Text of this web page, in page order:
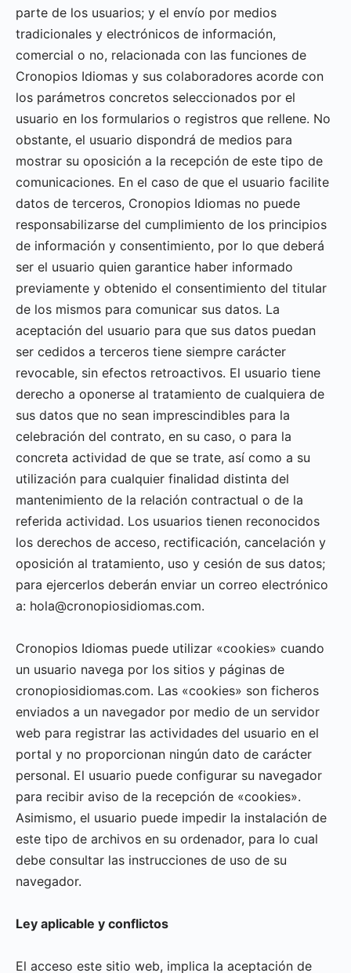
parte de los usuarios; y el envío por medios
tradicionales y electrónicos de información,
comercial o no, relacionada con las funciones de
Cronopios Idiomas y sus colaboradores acorde con
los parámetros concretos seleccionados por el
usuario en los formularios o registros que rellene. No
obstante, el usuario dispondrá de medios para
mostrar su oposición a la recepción de este tipo de
comunicaciones. En el caso de que el usuario facilite
datos de terceros, Cronopios Idiomas no puede
responsabilizarse del cumplimiento de los principios
de información y consentimiento, por lo que deberá
ser el usuario quien garantice haber informado
previamente y obtenido el consentimiento del titular
de los mismos para comunicar sus datos. La
aceptación del usuario para que sus datos puedan
ser cedidos a terceros tiene siempre carácter
revocable, sin efectos retroactivos. El usuario tiene
derecho a oponerse al tratamiento de cualquiera de
sus datos que no sean imprescindibles para la
celebración del contrato, en su caso, o para la
concreta actividad de que se trate, así como a su
utilización para cualquier finalidad distinta del
mantenimiento de la relación contractual o de la
referida actividad. Los usuarios tienen reconocidos
los derechos de acceso, rectificación, cancelación y
oposición al tratamiento, uso y cesión de sus datos;
para ejercerlos deberán enviar un correo electrónico
a: hola@cronopiosidiomas.com.
Cronopios Idiomas puede utilizar «cookies» cuando
un usuario navega por los sitios y páginas de
cronopiosidiomas.com. Las «cookies» son ficheros
enviados a un navegador por medio de un servidor
web para registrar las actividades del usuario en el
portal y no proporcionan ningún dato de carácter
personal. El usuario puede configurar su navegador
para recibir aviso de la recepción de «cookies».
Asimismo, el usuario puede impedir la instalación de
este tipo de archivos en su ordenador, para lo cual
debe consultar las instrucciones de uso de su
navegador.
Ley aplicable y conflictos
El acceso este sitio web, implica la aceptación de